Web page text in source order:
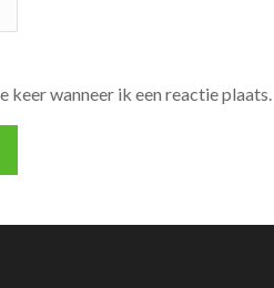
keer wanneer ik een reactie plaats.